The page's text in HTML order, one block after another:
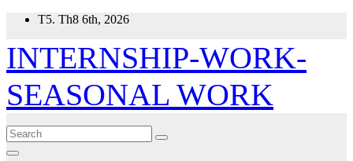
Skip
content
T5. Th8 6th, 2026
INTERNSHIP-WORK-
SEASONAL WORK